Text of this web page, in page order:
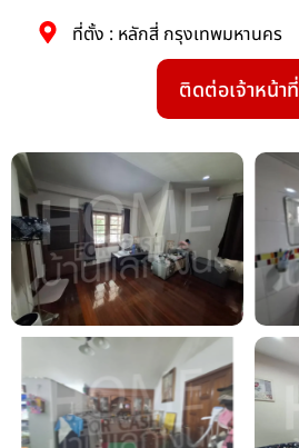
ที่ตั้ง : หลักสี่ กรุงเทพมหานคร
ติดต่อเจ้าหน้าที่